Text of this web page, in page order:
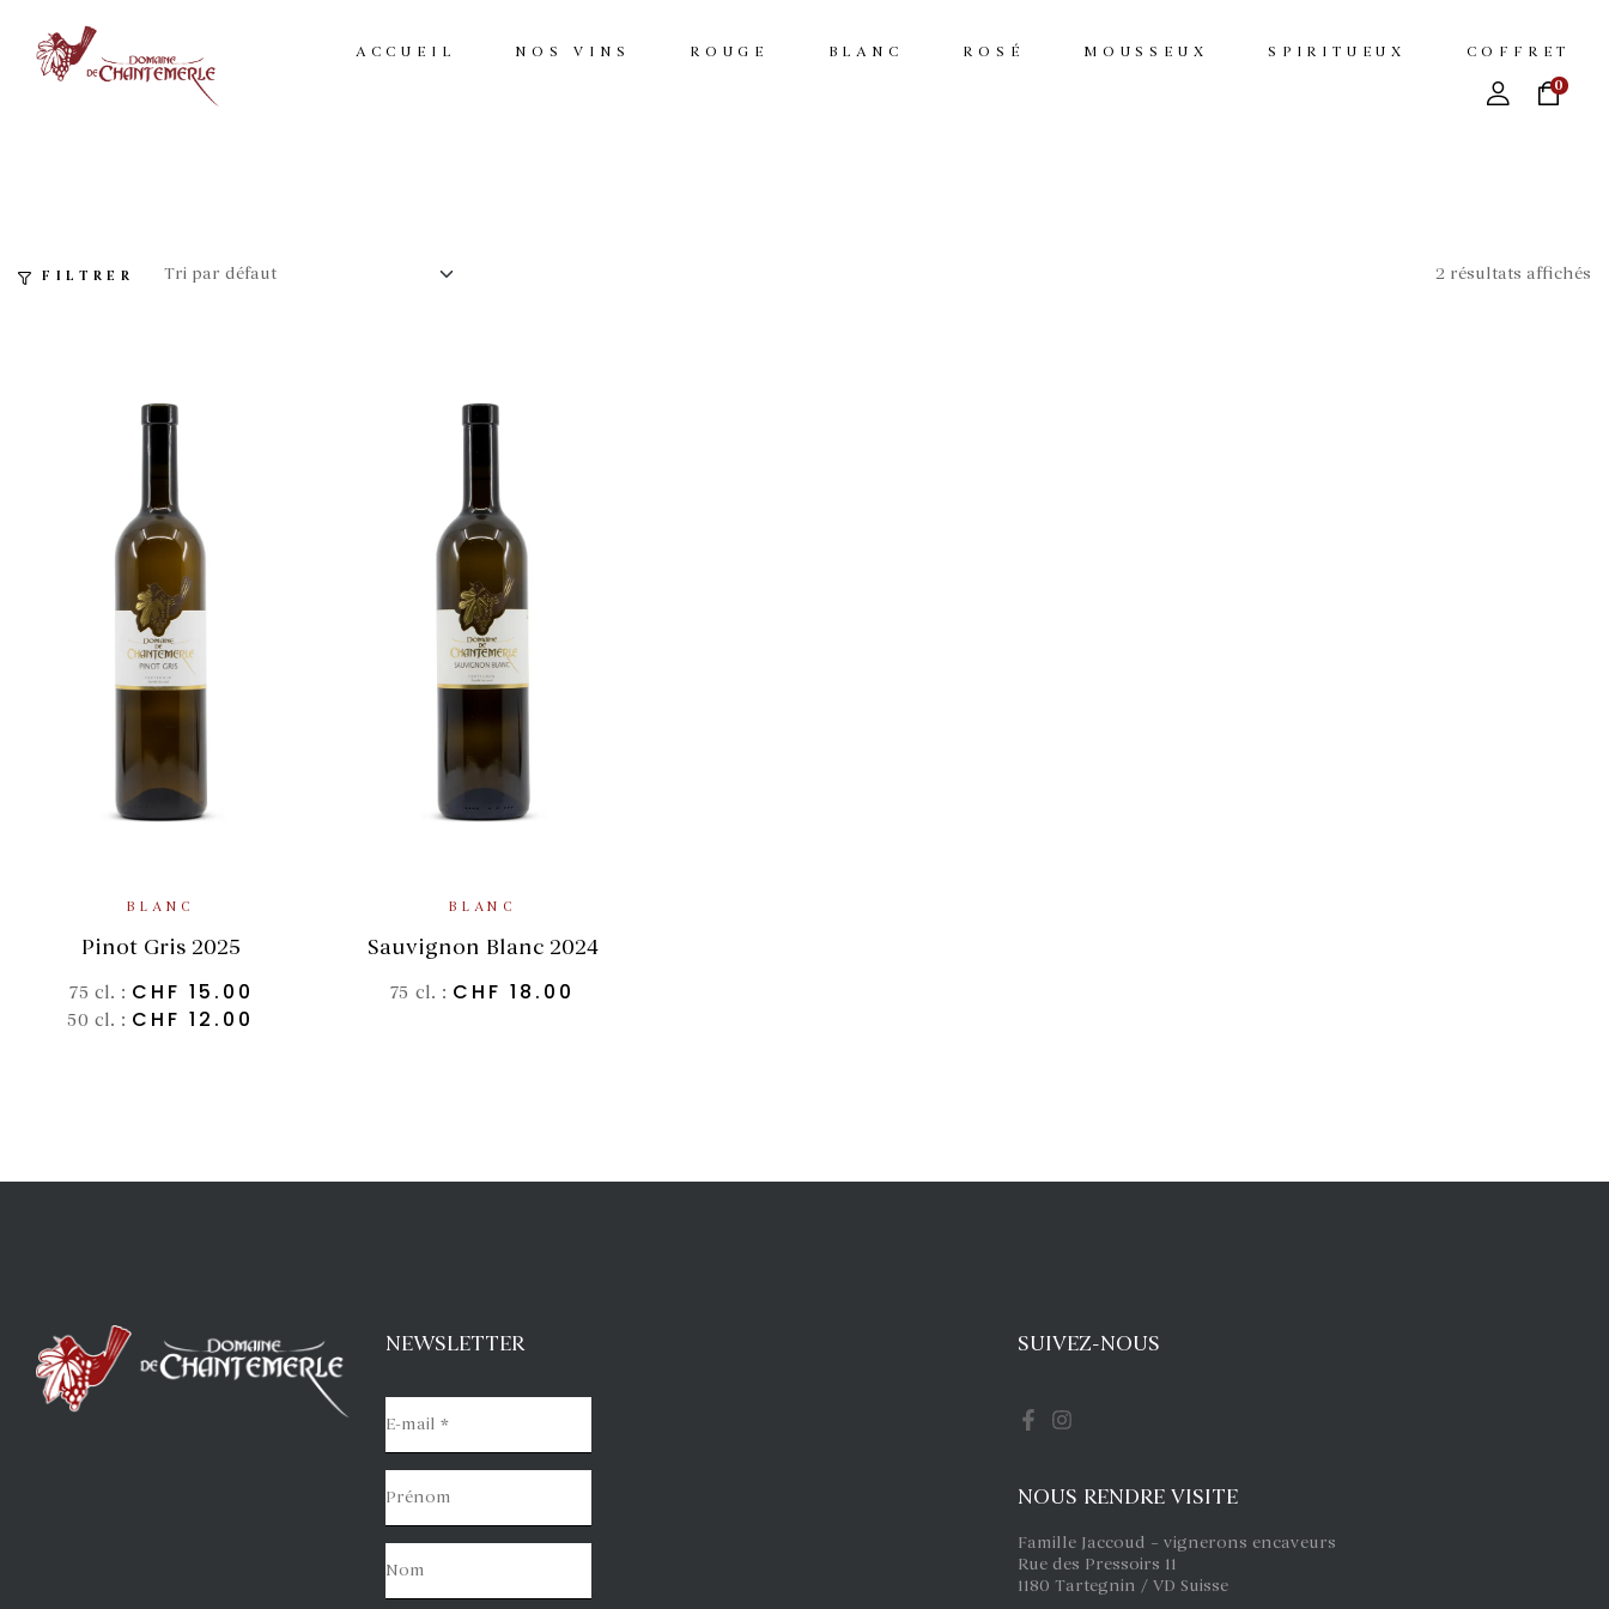
ACCUEIL NOS VINS ROUGE BLANC ROSÉ MOUSSEUX SPIRITUEUX COFFRET
0
FILTRER 2 résultats affichés
CHOIX DES OPTIONS
BLANC
Pinot Gris 2025
75 cl. : CHF 15.00
50 cl. : CHF 12.00
AJOUTER AU PANIER
BLANC
Sauvignon Blanc 2024
75 cl. : CHF 18.00
NEWSLETTER SUIVEZ-NOUS
NOUS RENDRE VISITE
Famille Jaccoud – vignerons encaveurs
Rue des Pressoirs 11
1180 Tartegnin / VD Suisse